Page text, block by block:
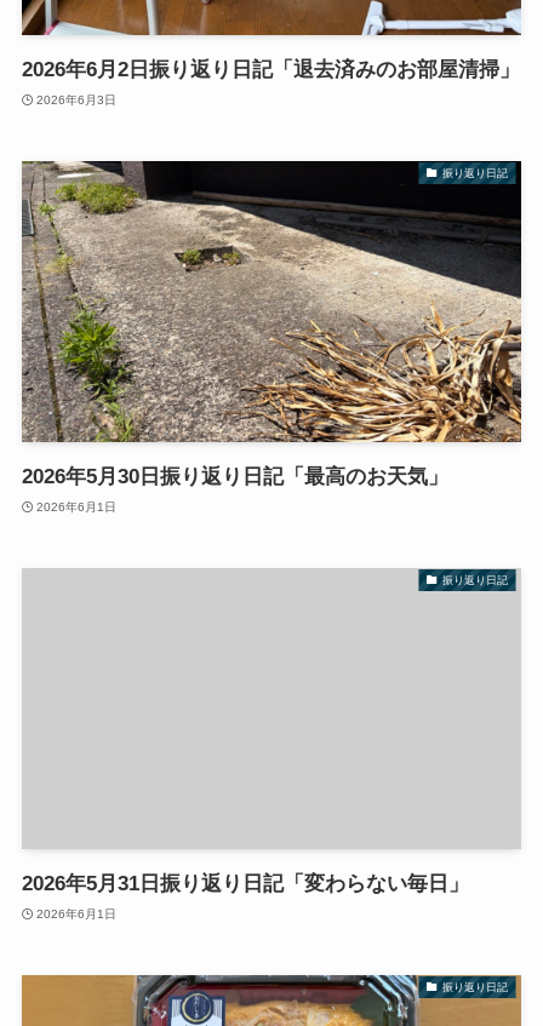
2026年6月2日振り返り日記「退去済みのお部屋清掃」
2026年6月3日
振り返り日記
2026年5月30日振り返り日記「最高のお天気」
2026年6月1日
振り返り日記
2026年5月31日振り返り日記「変わらない毎日」
2026年6月1日
振り返り日記